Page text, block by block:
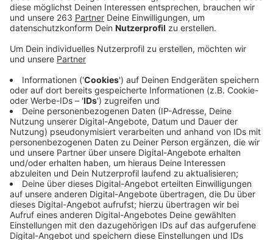
Veröffentlicht:Freitag, 22.04.2022 07:39
„Die Ukraine ist die Kornkammer Europas“, sagt uns Dr.
Axel Haas, Geschäftsführender Gesellschafter der
Erzquell-Brauereien. Jetzt, wo dort Krieg herrsche,
würde der Weizen als Zutat teurer. Aber auch die
Verpackungspreise würden steigen, sagt er. Ähnlich
verhält es sich mit den gestiegenen Energiepreisen.
Die Energie brauche man zum Würze Kochen.
Auch eine Sprecherin der Krombacher-Brauerei sagte
uns: Es gibt viele Faktoren, die Planungen gerade
unmöglich machen. Man habe gerade erst die Preise